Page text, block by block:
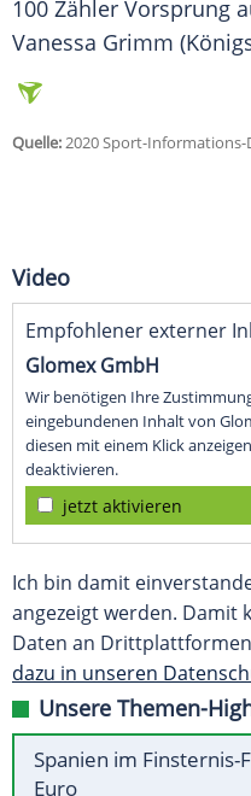
100 Zähler Vorsprung
Vanessa Grimm
Quelle:2020 Sport-Informations-
Video
Empfohlener externer
Glomex GmbH
Wir benötigen Ihre
eingebundenen Inhalt von
diesen mit einem Klick
deaktivieren.
jetzt aktivieren
Ich bin damit
angezeigt werden. Damit
Daten an
dazu in unseren
Unsere Themen-
Spanien im
Euro